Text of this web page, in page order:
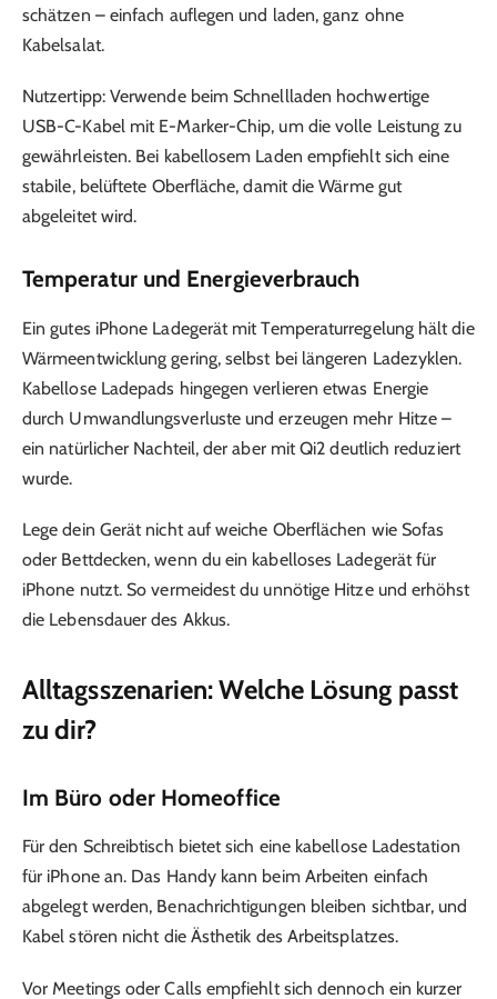
schätzen – einfach auflegen und laden, ganz ohne
Kabelsalat.
Nutzertipp: Verwende beim Schnellladen hochwertige
USB-C-Kabel mit E-Marker-Chip, um die volle Leistung zu
gewährleisten. Bei kabellosem Laden empfiehlt sich eine
stabile, belüftete Oberfläche, damit die Wärme gut
abgeleitet wird.
Temperatur und Energieverbrauch
Ein gutes iPhone Ladegerät mit Temperaturregelung hält die
Wärmeentwicklung gering, selbst bei längeren Ladezyklen.
Kabellose Ladepads hingegen verlieren etwas Energie
durch Umwandlungsverluste und erzeugen mehr Hitze –
ein natürlicher Nachteil, der aber mit Qi2 deutlich reduziert
wurde.
Lege dein Gerät nicht auf weiche Oberflächen wie Sofas
oder Bettdecken, wenn du ein kabelloses Ladegerät für
iPhone nutzt. So vermeidest du unnötige Hitze und erhöhst
die Lebensdauer des Akkus.
Alltagsszenarien: Welche Lösung passt
zu dir?
Im Büro oder Homeoffice
Für den Schreibtisch bietet sich eine kabellose Ladestation
für iPhone an. Das Handy kann beim Arbeiten einfach
abgelegt werden, Benachrichtigungen bleiben sichtbar, und
Kabel stören nicht die Ästhetik des Arbeitsplatzes.
Vor Meetings oder Calls empfiehlt sich dennoch ein kurzer